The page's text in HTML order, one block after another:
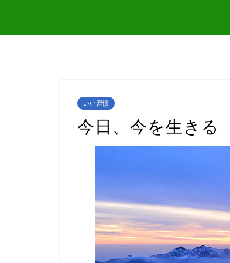
いい習慣
今日、今を生きる